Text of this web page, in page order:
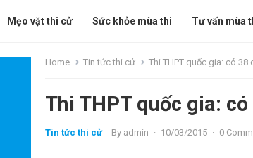
Mẹo vặt thi cử Sức khỏe mùa thi Tư vấn mùa
Home Tin tức thi cử Thi THPT quốc gia: có 38
Thi THPT quốc gia:
Tin tức thi cử By admin · 10/03/2015 · 0